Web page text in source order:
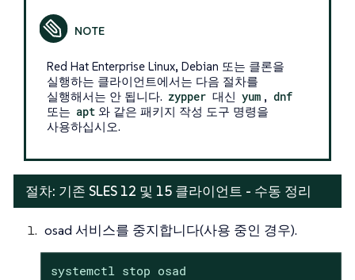
Red Hat Enterprise Linux, Debian 또는 클론을
실행하는 클라이언트에서는 다음 절차를
실행해서는 안 됩니다. zypper 대신 yum , dnf
또는 apt 와 같은 패키지 작성 도구 명령을
사용하십시오.
절차: 기존 SLES 12 및 15 클라이언트 - 수동 정리
osad 서비스를 중지합니다(사용 중인 경우).
systemctl stop osad